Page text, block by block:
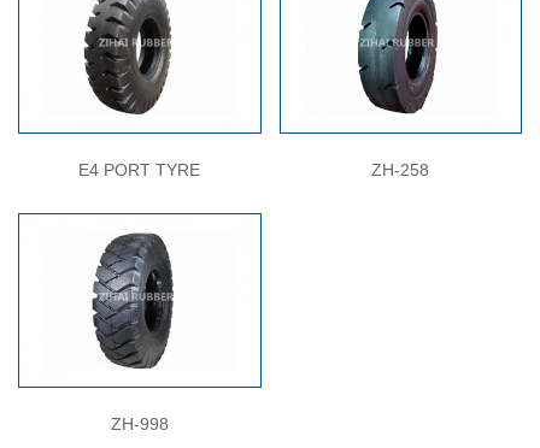
E4 PORT TYRE ZH-258
ZH-998